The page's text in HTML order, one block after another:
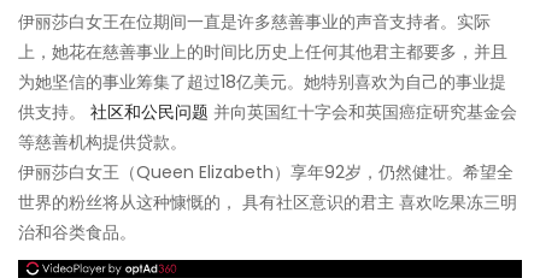
伊丽莎白女王在位期间一直是许多慈善事业的声音支持者。实际
上，她花在慈善事业上的时间比历史上任何其他君主都要多，并且
为她坚信的事业筹集了超过18亿美元。她特别喜欢为自己的事业提
供支持。 社区和公民问题 并向英国红十字会和英国癌症研究基金会
等慈善机构提供贷款。
伊丽莎白女王（Queen Elizabeth）享年92岁，仍然健壮。希望全
世界的粉丝将从这种慷慨的， 具有社区意识的君主 喜欢吃果冻三明
治和谷类食品。